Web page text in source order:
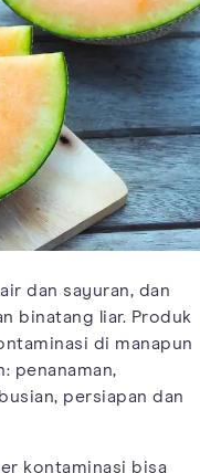
dan sayuran, dan
binatang liar. Produk
di manapun
penanaman,
persiapan dan
kontaminasi bisa